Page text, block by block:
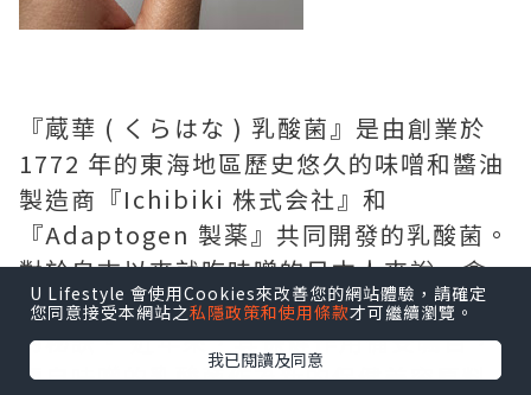
『蔵華 ( くらはな ) 乳酸菌』是由創業於
1772 年的東海地區歷史悠久的味噌和醬油
製造商『Ichibiki 株式会社』和
『Adaptogen 製薬』共同開發的乳酸菌。
對於自古以來就吃味噌的日本人來說，含
有大量乳酸菌的味噌被認為是日本人健康
的秘訣。 近年來，其保健作用備受矚目，
源自味噌的乳酸菌作為新的保健美容原料
U Lifestyle 會使用Cookies來改善您的網站體驗，請確定
您同意接受本網站之私隱政策和使用條款才可繼續瀏覽。
我已閱讀及同意